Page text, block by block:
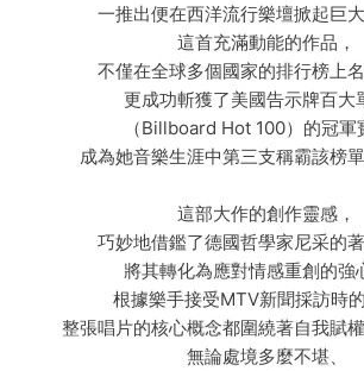
一推出便在西洋流行樂壇掀起巨大
這首充滿動能的作品，
不僅在全球多個國家的排行榜上
更成功斬獲了美國告示牌百大
（Billboard Hot 100）的冠軍
成為她音樂生涯中第三支稱霸該榜單
這部大作的創作靈感，
巧妙地借鑑了德國哲學家尼采的
將其轉化為應對情感重創的強
根據樂手接受MTV新聞採訪時
整張唱片的核心概念都圍繞著自我賦權
無論處境多麼不堪、